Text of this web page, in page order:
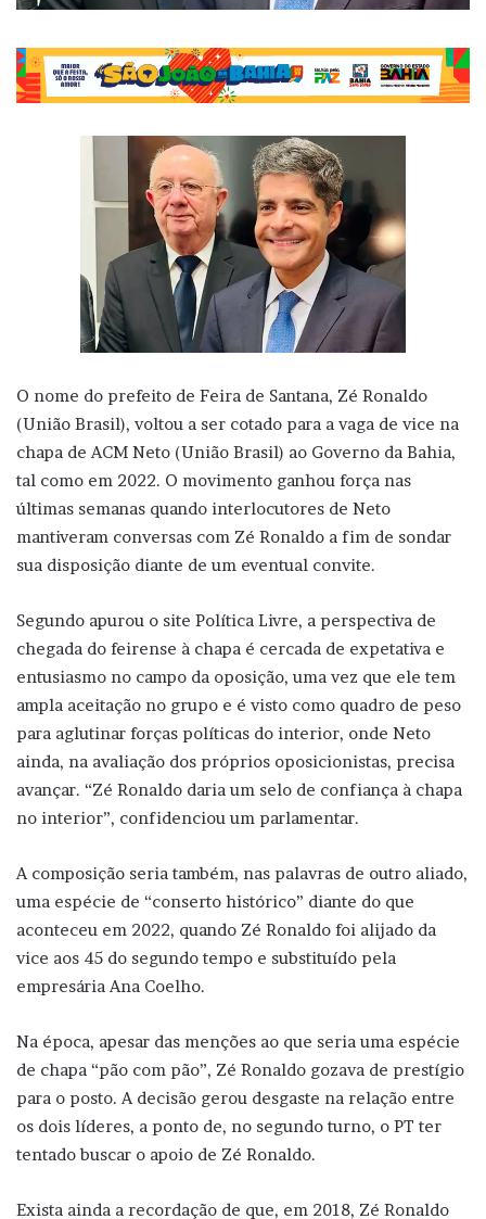
O nome do prefeito de Feira de Santana, Zé Ronaldo
(União Brasil), voltou a ser cotado para a vaga de vice na
chapa de ACM Neto (União Brasil) ao Governo da Bahia,
tal como em 2022. O movimento ganhou força nas
últimas semanas quando interlocutores de Neto
mantiveram conversas com Zé Ronaldo a fim de sondar
sua disposição diante de um eventual convite.
Segundo apurou o site Política Livre, a perspectiva de
chegada do feirense à chapa é cercada de expetativa e
entusiasmo no campo da oposição, uma vez que ele tem
ampla aceitação no grupo e é visto como quadro de peso
para aglutinar forças políticas do interior, onde Neto
ainda, na avaliação dos próprios oposicionistas, precisa
avançar. “Zé Ronaldo daria um selo de confiança à chapa
no interior”, confidenciou um parlamentar.
A composição seria também, nas palavras de outro aliado,
uma espécie de “conserto histórico” diante do que
aconteceu em 2022, quando Zé Ronaldo foi alijado da
vice aos 45 do segundo tempo e substituído pela
empresária Ana Coelho.
Na época, apesar das menções ao que seria uma espécie
de chapa “pão com pão”, Zé Ronaldo gozava de prestígio
para o posto. A decisão gerou desgaste na relação entre
os dois líderes, a ponto de, no segundo turno, o PT ter
tentado buscar o apoio de Zé Ronaldo.
Exista ainda a recordação de que, em 2018, Zé Ronaldo